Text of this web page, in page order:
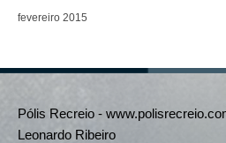
fevereiro 2015
Pólis Recreio -
Leonardo Ribeiro